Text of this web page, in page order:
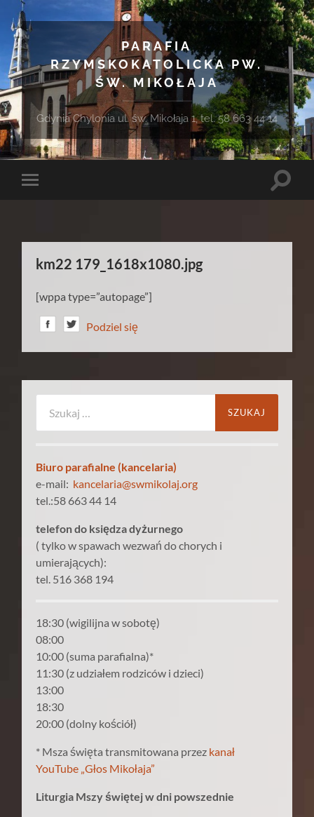
PARAFIA
RZYMSKOKATOLICKA PW.
ŚW. MIKOŁAJA
Gdynia Chylonia ul. św. Mikołaja 1, tel. 58 663 44 14
Toggle
Toggle
km22 179_1618x1080.jpg
[wppa type=”autopage”]
Podziel się
Biuro parafialne (kancelaria)
e-mail: kancelaria@swmikolaj.org
tel.:58 663 44 14
telefon do księdza dyżurnego
( tylko w spawach wezwań do chorych i
umierających):
tel. 516 368 194
18:30 (wigilijna w sobotę)
08:00
10:00 (suma parafialna)*
11:30 (z udziałem rodziców i dzieci)
13:00
18:30
20:00 (dolny kościół)
* Msza święta transmitowana przez kanał
YouTube „Głos Mikołaja”
Liturgia Mszy świętej w dni powszednie